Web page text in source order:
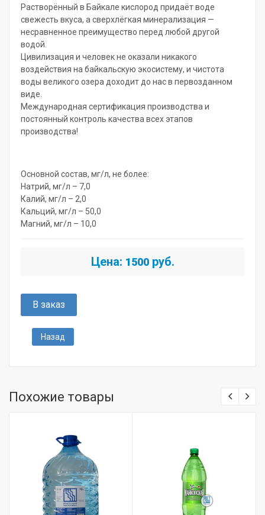
Растворённый в Байкале кислород придаёт воде
свежесть вкуса, а сверхлёгкая минерализация —
несравненное преимущество перед любой другой
водой.
Цивилизация и человек не оказали никакого
воздействия на байкальскую экосистему, и чистота
воды великого озера доходит до нас в первозданном
виде.
Международная сертификация производства и
постоянный контроль качества всех этапов
производства!
Основной состав, мг/л, не более:
Натрий, мг/л – 7,0
Калий, мг/л – 2,0
Кальций, мг/л – 50,0
Магний, мг/л – 10,0
Цена: 1500руб.
В заказ
Назад
Похожие товары